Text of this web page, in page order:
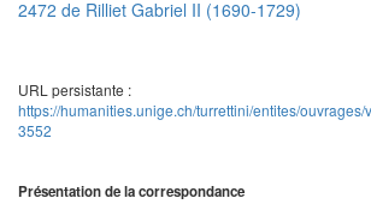
2472 de Rilliet Gabriel II (1690-1729)
URL persistante :
https://humanities.unige.ch/turrettini/entites/
3552
Présentation de la correspondance